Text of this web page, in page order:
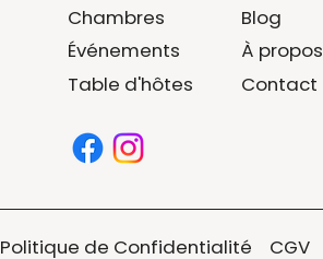
Chambres
Événements
Table d'hôtes
Blog
À propos
Contact
Politique de Confidentialité CGV